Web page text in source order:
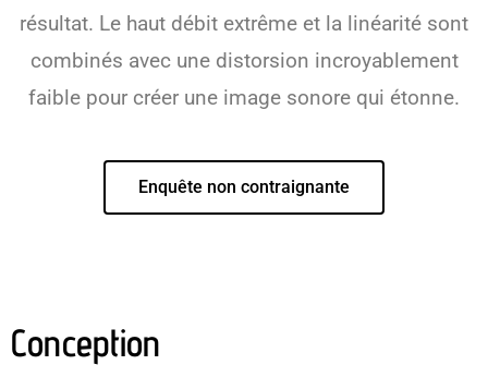
résultat. Le haut débit extrême et la linéarité sont
combinés avec une distorsion incroyablement
faible pour créer une image sonore qui étonne.
Enquête non contraignante
Conception